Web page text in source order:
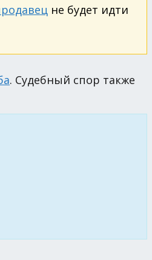
не будет идти
. Судебный спор также